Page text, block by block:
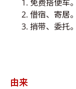
免费搭便车。
借宿、寄居。
捎带、委托。
由来